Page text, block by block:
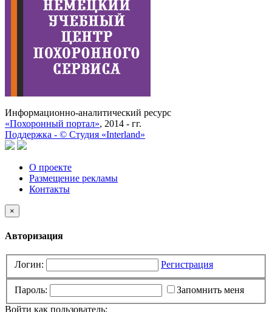
Информационно-аналитический ресурс
«Похоронный портал», 2014 - гг.
Поддержка - © Cтудия «Interland»
О проекте
Размещение рекламы
Контакты
×
Авторизация
Логин: Регистрация
Пароль:
Запомнить меня
Войти как пользователь: